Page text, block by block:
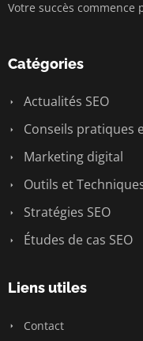
Votre succès
Catégories
Actualités SEO
Conseils pratiques
Marketing digital
Outils et
Stratégies SEO
Études de cas SEO
Liens utiles
Contact